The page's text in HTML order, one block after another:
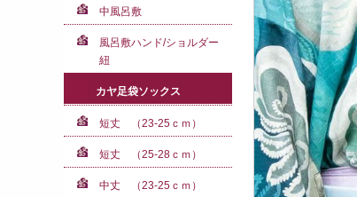
中風呂敷
風呂敷ハンド/ショルダー
紐
カヤ足袋ソックス
短丈 （23-25ｃｍ）
短丈 （25-28ｃｍ）
中丈 （23-25ｃｍ）